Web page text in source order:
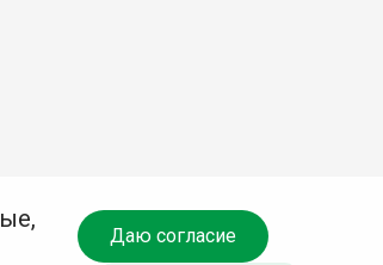
Даю согласие